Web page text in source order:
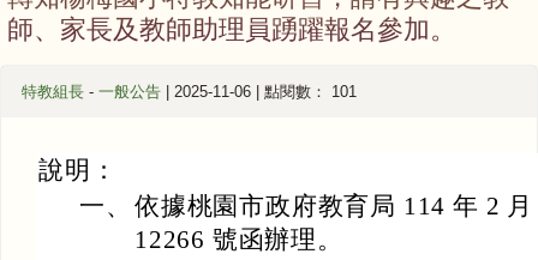
師、家長及教師助理員踴躍報名參加。
特教組長 - 一般公告 | 2025-11-06 | 點閱數： 101
說明：
一、 依據桃園市政府教育局 114 年 2
12266 號函辦理。